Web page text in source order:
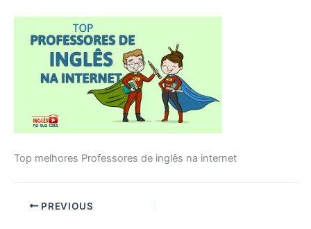
Top melhores Professores de inglês na internet
PREVIOUS